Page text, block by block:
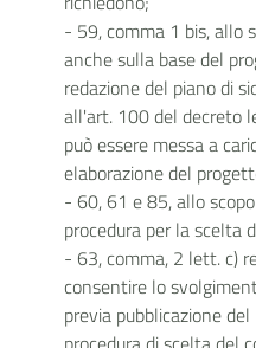
- 59, comma 1 bis, allo
anche sulla base del
redazione del piano di
all'art. 100 del decreto
può essere messa a
elaborazione del
- 60, 61 e 85, allo
procedura per la scelta
- 63, comma, 2 lett. c)
consentire lo
previa pubblicazione